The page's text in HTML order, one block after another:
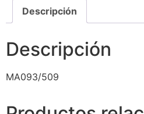
Descripción
Descripción
MA093/509